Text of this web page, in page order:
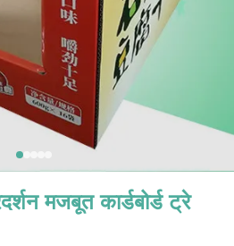
मजबूत कार्डबोर्ड ट्रे